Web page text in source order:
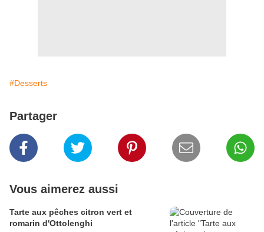
#Desserts
Partager
Vous aimerez aussi
Tarte aux pêches citron vert et
romarin d'Ottolenghi